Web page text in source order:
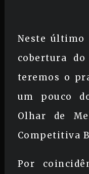
Neste último
cobertura
teremos o
um pouco
Olhar de
Competitiva
Por